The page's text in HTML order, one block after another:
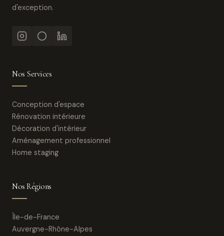
d'exception.
Nos Services
Conception d'espace
Rénovation intérieure
Décoration d'intérieur
Aménagement professionnel
Home staging
Nos Régions
Île-de-France
Auvergne-Rhône-Alpes